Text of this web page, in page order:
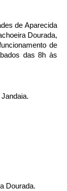
de Aparecida
Dourada,
de
das 8h às
Dourada.